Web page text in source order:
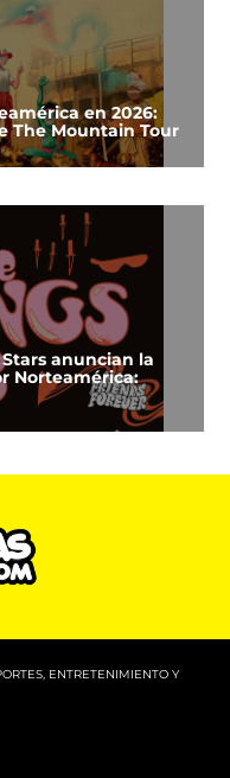
en 2026:
The Mountain Tour
anuncian la
Norteamérica:
ENTRETENIMIENTO Y